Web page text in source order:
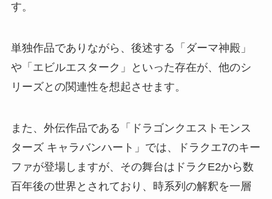
す。
単独作品でありながら、後述する「ダーマ神殿」
や「エビルエスターク」といった存在が、他のシ
リーズとの関連性を想起させます。
また、外伝作品である「ドラゴンクエストモンス
ターズ キャラバンハート」では、ドラクエ7のキー
ファが登場しますが、その舞台はドラクE2から数
百年後の世界とされており、時系列の解釈を一層